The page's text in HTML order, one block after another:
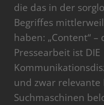
die das in der
Begriffes
haben: „Content“ –
Pressearbeit ist DIE
und zwar relevante
Suchmaschinen